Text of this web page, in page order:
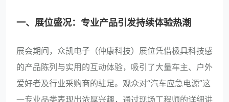
一、展位盛况：专业产品引发持续体验热潮
展会期间，众凯电子（仲康科技）展位凭借极具科技感
的产品陈列与实用的互动体验，吸引了大量车主、户外
爱好者及行业采购商的驻足。观众对“汽车应急电源”这
一专业品类表现出浓厚兴趣，通过现场工程师的详细讲